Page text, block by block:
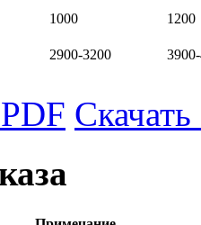
1000
1200
2900-3200